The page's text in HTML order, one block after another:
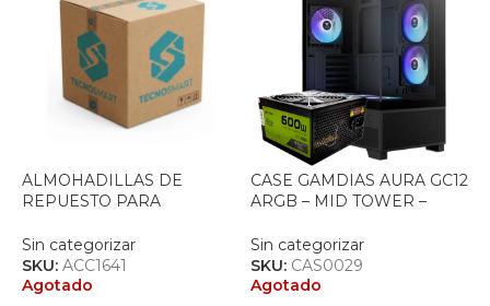
ALMOHADILLAS DE
REPUESTO PARA
G733 + CORREA DE
REPUESTO – BLACK
Sin categorizar
SKU: ACC1641
Agotado
CASE GAMDIAS AURA GC12
ARGB – MID TOWER –
6 FAN 120MM ARGB –
BLACK + FUENTE 600W
Sin categorizar
SKU: CAS0029
Agotado